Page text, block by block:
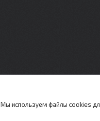
Мы используем файлы cookies